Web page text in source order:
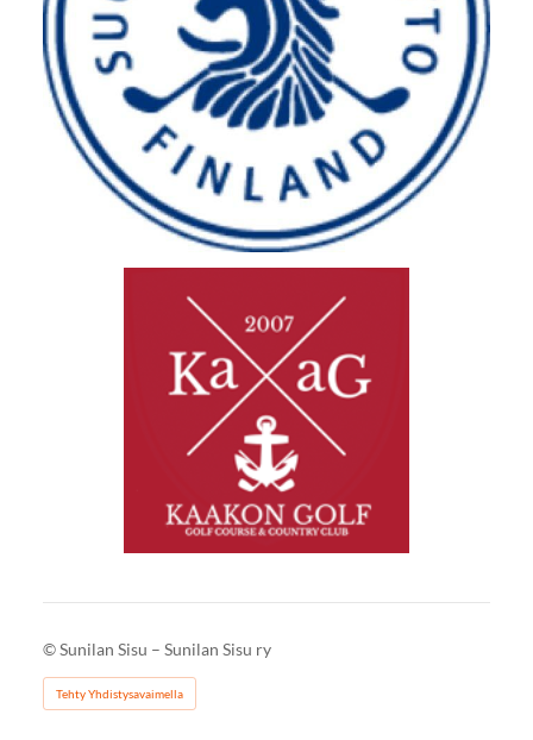
©Sunilan Sisu – Sunilan Sisu ry
Tehty Yhdistysavaimella